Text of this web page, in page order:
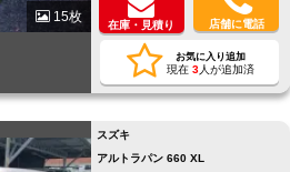
15枚
在庫・見積り 店舗に電話
お気に入り追加
現在 3人が追加済
スズキ
アルトラパン 660 XL